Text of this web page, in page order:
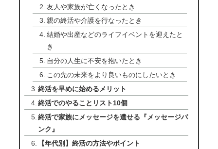
友人や家族が亡くなったとき
親の終活や介護を行なったとき
結婚や出産などのライフイベントを迎えたと
き
自分の人生に不安を抱いたとき
この先の未来をより良いものにしたいとき
終活を早めに始めるメリット
終活でのやることリスト10個
終活で家族にメッセージを遺せる『メッセージバ
ンク』
【年代別】終活の方法やポイント